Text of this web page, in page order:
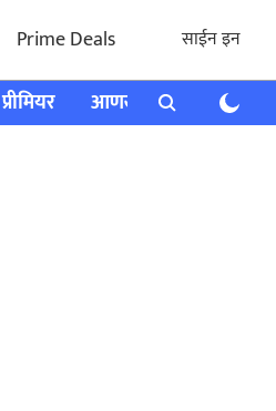
Prime Deals साईन इन
प्रीमियर आणखी राशी भविष्य